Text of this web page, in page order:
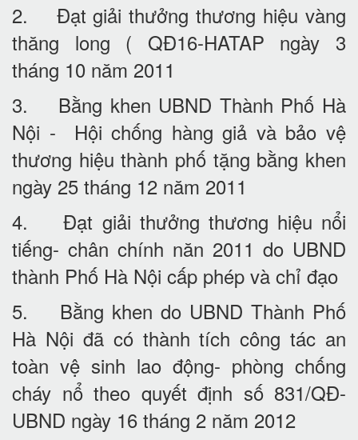
2. Đạt giải thưởng thương hiệu vàng
thăng long ( QĐ16-HATAP ngày 3
tháng 10 năm 2011
3. Bằng khen UBND Thành Phố Hà
Nội - Hội chống hàng giả và bảo vệ
thương hiệu thành phố tặng bằng khen
ngày 25 tháng 12 năm 2011
4. Đạt giải thưởng thương hiệu nổi
tiếng- chân chính năn 2011 do UBND
thành Phố Hà Nội cấp phép và chỉ đạo
5. Bằng khen do UBND Thành Phố
Hà Nội đã có thành tích công tác an
toàn vệ sinh lao động- phòng chống
cháy nổ theo quyết định số 831/QĐ-
UBND ngày 16 tháng 2 năm 2012